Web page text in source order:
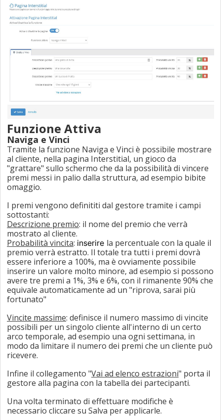
Funzione Attiva
Naviga e Vinci
Tramite la funzione Naviga e Vinci è possibile mostrare
al cliente, nella pagina Interstitial, un gioco da
"grattare" sullo schermo che da la possibilità di vincere
premi messi in palio dalla struttura, ad esempio bibite
omaggio.
I premi vengono definititi dal gestore tramite i campi
sottostanti:
Descrizione premio: il nome del premio che verrà
mostrato al cliente.
Probabilità vincita: inserire la percentuale con la quale il
premio verrà estratto. Il totale tra tutti i premi dovrà
essere inferiore a 100%, ma è ovviamente possibile
inserire un valore molto minore, ad esempio si possono
avere tre premi a 1%, 3% e 6%, con il rimanente 90% che
equivale automaticamente ad un "riprova, sarai più
fortunato"
Vincite massime: definisce il numero massimo di vincite
possibili per un singolo cliente all'interno di un certo
arco temporale, ad esempio una ogni settimana, in
modo da limitare il numero dei premi che un cliente può
ricevere.
Infine il collegamento "Vai ad elenco estrazioni" porta il
gestore alla pagina con la tabella dei partecipanti.
Una volta terminato di effettuare modifiche è
necessario cliccare su Salva per applicarle.